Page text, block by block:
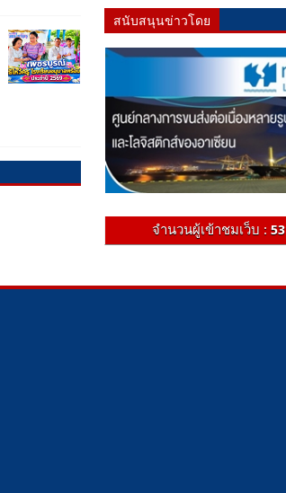
สนับสนุนข่าวโดย
จำนวนผู้เข้าชมเว็บ :